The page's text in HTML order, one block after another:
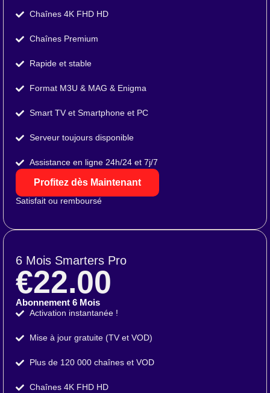
Chaînes 4K FHD HD
Chaînes Premium
Rapide et stable
Format M3U & MAG & Enigma
Smart TV et Smartphone et PC
Serveur toujours disponible
Assistance en ligne 24h/24 et 7j/7
Profitez dès Maintenant
Satisfait ou remboursé
6 Mois Smarters Pro
€22.00
Abonnement 6 Mois
Activation instantanée !
Mise à jour gratuite (TV et VOD)
Plus de 120 000 chaînes et VOD
Chaînes 4K FHD HD